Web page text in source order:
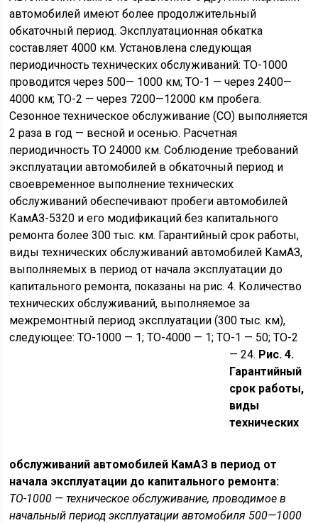
автомобилей имеют более продолжительный
обкаточный период. Эксплуатационная обкатка
составляет 4000 км. Установлена следующая
периодичность технических обслуживаний: ТО-1000
проводится через 500— 1000 км; ТО-1 — через 2400—
4000 км; ТО-2 — через 7200—12000 км пробега.
Сезонное техническое обслуживание (СО) выполняется
2 раза в год — весной и осенью. Расчетная
периодичность ТО 24000 км. Соблюдение требований
эксплуатации автомобилей в обкаточный период и
своевременное выполнение технических
обслуживаний обеспечивают пробеги автомобилей
КамАЗ-5320 и его модификаций без капитального
ремонта более 300 тыс. км. Гарантийный срок работы,
виды технических обслуживаний автомобилей КамАЗ,
выполняемых в период от начала эксплуатации до
капитального ремонта, показаны на рис. 4. Количество
технических обслуживаний, выполняемое за
межремонтный период эксплуатации (300 тыс. км),
следующее: ТО-1000 — 1; ТО-4000 — 1; ТО-1 — 50; ТО-2
— 24. Рис. 4.
Гарантийный
срок работы,
виды
технических
обслуживаний автомобилей КамАЗ в период от
начала эксплуатации до капитального ремонта:
ТО-1000 — техническое обслуживание, проводимое в
начальный период эксплуатации автомобиля 500—1000